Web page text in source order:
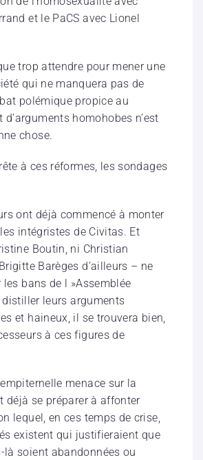
et le PaCS avec Lionel
trop attendre pour mener une
qui ne manquera pas de
polémique propice au
homohobes n’est
chose.
à ces réformes, les sondages
ont déjà commencé à monter
intégristes de Civitas. Et
Boutin, ni Christian
Barèges d’ailleurs – ne
bans de l »Assemblée
leurs arguments
et haineux, il se trouvera bien,
à ces figures de
menace sur la
déjà se préparer à affonter
lequel, en ces temps de crise,
existent qui justifieraient que
là soient abandonnées ou